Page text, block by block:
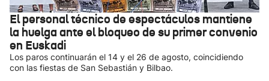
El personal técnico de espectáculos mantiene
la huelga ante el bloqueo de su primer convenio
en Euskadi
Los paros continuarán el 14 y el 26 de agosto, coincidiendo
con las fiestas de San Sebastián y Bilbao.